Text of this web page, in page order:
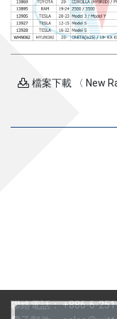
檔案下載 〈 New
聯絡電話：+886-6-